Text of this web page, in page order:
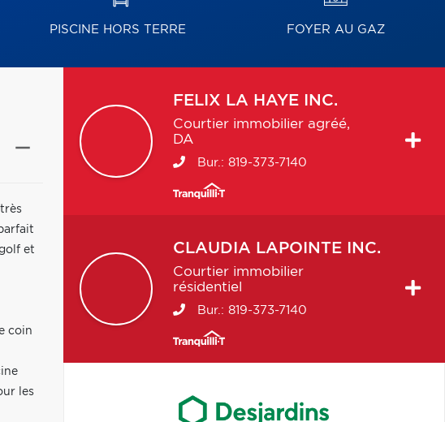
PISCINE HORS TERRE FOYER AU GAZ
et
coin
les
FELIX LA HAYE INC.
Courtier immobilier agréé,
DA
Bur.: 819-373-7140
CLAUDIA LAPOINTE INC.
Courtier immobilier
résidentiel
Bur.: 819-373-7140